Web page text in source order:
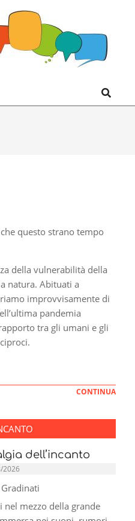
Search
questo strano tempo
della vulnerabilità della
natura. Abituati a
improvvisamente di
pandemia
tra gli umani e gli
CONTINUA
dell’incanto
2026
nel mezzo della grande